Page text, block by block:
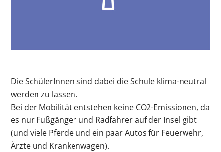
Die SchülerInnen sind dabei die Schule klima-neutral
werden zu lassen.
Bei der Mobilität entstehen keine CO2-Emissionen, da
es nur Fußgänger und Radfahrer auf der Insel gibt
(und viele Pferde und ein paar Autos für Feuerwehr,
Ärzte und Krankenwagen).